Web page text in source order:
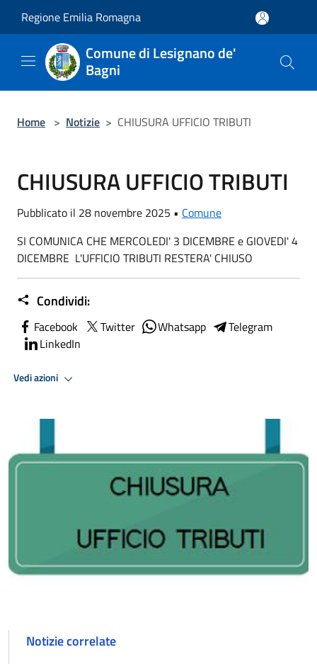
Regione Emilia Romagna
Comune di Lesignano de'
Bagni
Home > Notizie > CHIUSURA UFFICIO TRIBUTI
CHIUSURA UFFICIO TRIBUTI
Pubblicato il 28 novembre 2025 • Comune
SI COMUNICA CHE MERCOLEDI' 3 DICEMBRE e GIOVEDI' 4
DICEMBRE L'UFFICIO TRIBUTI RESTERA' CHIUSO
Condividi:
Facebook Twitter Whatsapp
Telegram
LinkedIn
Vedi azioni
Notizie correlate